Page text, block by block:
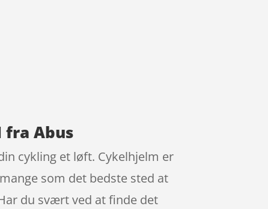
fra Abus
cykling et løft. Cykelhjelm er
som det bedste sted at
du svært ved at finde det